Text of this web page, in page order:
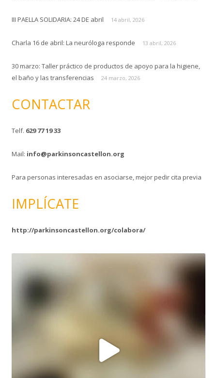
III PAELLA SOLIDARIA: 24 DE abril 14 abril, 2026
Charla 16 de abril: La neuróloga responde 13 abril, 2026
30 marzo: Taller práctico de productos de apoyo para la higiene,
el baño y las transferencias
24 marzo, 2026
CONTACTAR
Telf. 629 77 19 33
Mail: info@parkinsoncastellon.org
Para personas interesadas en asociarse, mejor pedir cita previa
IMPLÍCATE
http://parkinsoncastellon.org/colabora/